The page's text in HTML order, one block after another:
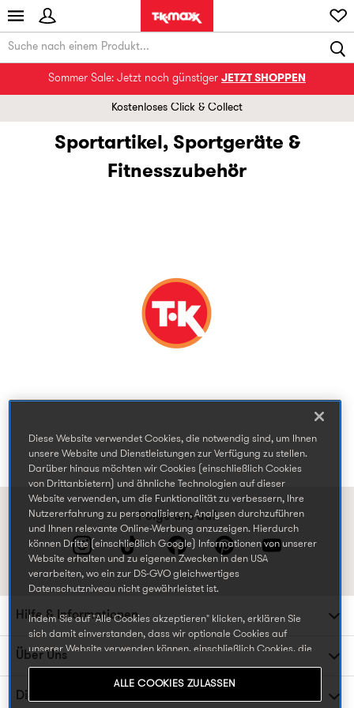
Sommer Sale: Jetzt noch günstiger JETZT SHOPPEN
Kostenloses Click & Collect
Sportartikel, Sportgeräte &
Fitnesszubehör
Folge uns auf
Hilfe & Informationen
Über Uns
Die TK Maxx Familie
Diese Website verwendet Cookies, die notwendig sind, um Ihnen
unsere Website und Dienstleistungen zur Verfügung zu stellen.
Darüber hinaus möchten wir Cookies (einschließlich Cookies
von Drittanbietern) und ähnliche Technologien auf dieser
Website verwenden, um die Funktionalität zu verbessern, Ihre
Nutzererfahrung zu personalisieren, Analysen durchzuführen
und Ihnen relevante Online-Werbung anzuzeigen. Hierdurch
können Dritte (einschließlich Google) Informationen von unserer
Website erhalten und zu eigenen Zwecken in den USA
verarbeiten, wo ein zur DS-GVO gleichwertiges
Datenschutzniveau nicht gewährleistet ist.
Indem Sie auf "Alle Cookies akzeptieren" klicken, erklären Sie
sich damit einverstanden, dass wir optionale Cookies auf
unserer Website verwenden können, einschließlich Cookies, die
weiterverarbeiten oder speichern können, und Ihre persönlichen
ALLE COOKIES ZULASSEN